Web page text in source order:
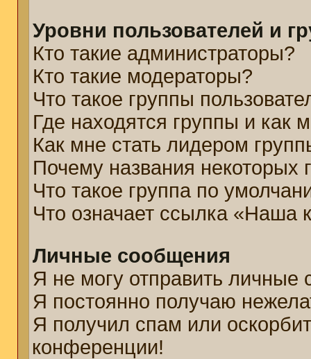
Уровни пользователей и
Кто такие администраторы?
Кто такие модераторы?
Что такое группы
Где находятся группы и как
Как мне стать лидером
Почему названия некоторых
Что такое группа по
Что означает ссылка «Наша
Личные сообщения
Я не могу отправить личные
Я постоянно получаю
Я получил спам или
конференции!